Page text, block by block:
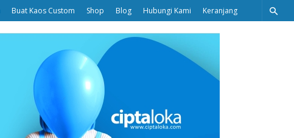
Buat Kaos Custom Shop Blog Hubungi Kami Keranjang